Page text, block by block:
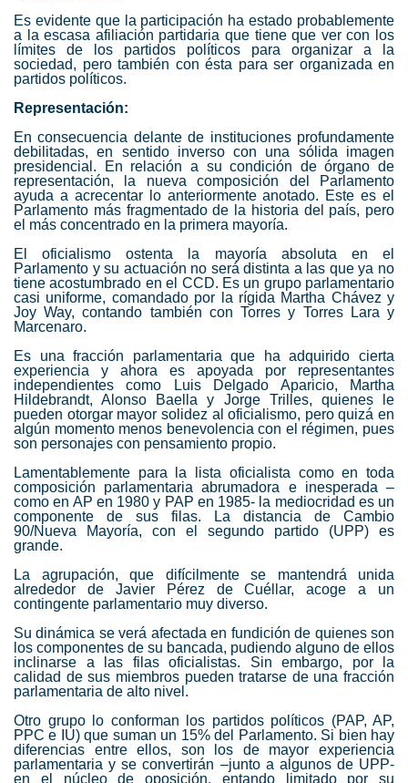
Es evidente que la participación ha estado probablemente
a la escasa afiliación partidaria que tiene que ver con los
límites de los partidos políticos para organizar a la
sociedad, pero también con ésta para ser organizada en
partidos políticos.
Representación:
En consecuencia delante de instituciones profundamente
debilitadas, en sentido inverso con una sólida imagen
presidencial. En relación a su condición de órgano de
representación, la nueva composición del Parlamento
ayuda a acrecentar lo anteriormente anotado. Este es el
Parlamento más fragmentado de la historia del país, pero
el más concentrado en la primera mayoría.
El oficialismo ostenta la mayoría absoluta en el
Parlamento y su actuación no será distinta a las que ya no
tiene acostumbrado en el CCD. Es un grupo parlamentario
casi uniforme, comandado por la rígida Martha Chávez y
Joy Way, contando también con Torres y Torres Lara y
Marcenaro.
Es una fracción parlamentaria que ha adquirido cierta
experiencia y ahora es apoyada por representantes
independientes como Luis Delgado Aparicio, Martha
Hildebrandt, Alonso Baella y Jorge Trilles, quienes le
pueden otorgar mayor solidez al oficialismo, pero quizá en
algún momento menos benevolencia con el régimen, pues
son personajes con pensamiento propio.
Lamentablemente para la lista oficialista como en toda
composición parlamentaria abrumadora e inesperada –
como en AP en 1980 y PAP en 1985- la mediocridad es un
componente de sus filas. La distancia de Cambio
90/Nueva Mayoría, con el segundo partido (UPP) es
grande.
La agrupación, que difícilmente se mantendrá unida
alrededor de Javier Pérez de Cuéllar, acoge a un
contingente parlamentario muy diverso.
Su dinámica se verá afectada en fundición de quienes son
los componentes de su bancada, pudiendo alguno de ellos
inclinarse a las filas oficialistas. Sin embargo, por la
calidad de sus miembros pueden tratarse de una fracción
parlamentaria de alto nivel.
Otro grupo lo conforman los partidos políticos (PAP, AP,
PPC e IU) que suman un 15% del Parlamento. Si bien hay
diferencias entre ellos, son los de mayor experiencia
parlamentaria y se convertirán –junto a algunos de UPP-
en el núcleo de oposición, entando limitado por su